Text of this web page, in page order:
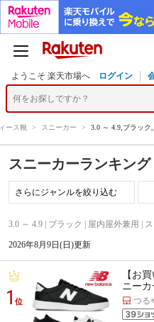
ようこそ 楽天市場へ ログイン
ース靴 > スニーカー > 3.0 ～ 4.9,ブラッ
スニーカーランキング
3.0 ～ 4.9 | ブラック | 屋内屋外兼用 |
2026年8月9日(日)更新
1位
【お
ニーカ
つる